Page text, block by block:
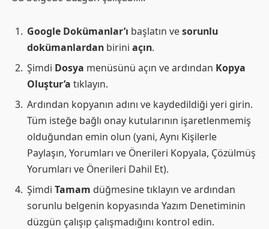
Google Dokümanlar’ı başlatın vesorunlu
dokümanlardan birini açın.
Şimdi Dosya menüsünü açın ve ardından Kopya
Oluştur’a tıklayın.
Ardından kopyanın adını ve kaydedildiği yeri girin.
Tüm isteğe bağlı onay kutularının işaretlenmemiş
olduğundan emin olun (yani, Aynı Kişilerle
Paylaşın, Yorumları ve Önerileri Kopyala, Çözülmüş
Yorumları ve Önerileri Dahil Et).
Şimdi Tamam düğmesine tıklayın ve ardından
sorunlu belgenin kopyasında Yazım Denetiminin
düzgün çalışıp çalışmadığını kontrol edin.